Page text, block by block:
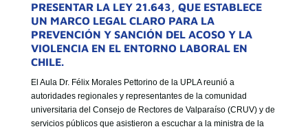
PRESENTAR LA LEY 21.643, QUE ESTABLECE
UN MARCO LEGAL CLARO PARA LA
PREVENCIÓN Y SANCIÓN DEL ACOSO Y LA
VIOLENCIA EN EL ENTORNO LABORAL EN
CHILE.
El Aula Dr. Félix Morales Pettorino de la UPLA reunió a
autoridades regionales y representantes de la comunidad
universitaria del Consejo de Rectores de Valparaíso (CRUV) y de
servicios públicos que asistieron a escuchar a la ministra de la